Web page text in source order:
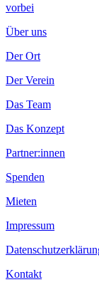
vorbei
Über uns
Der Ort
Der Verein
Das Team
Das Konzept
Partner:innen
Spenden
Mieten
Impressum
Kontakt